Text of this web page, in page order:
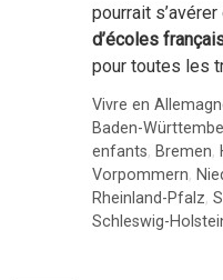
pourrait
d’écoles
pour toutes les
Vivre en
Baden-
enfants, Bremen,
Vorpommern,
Rheinland-Pfalz,
Schleswig-